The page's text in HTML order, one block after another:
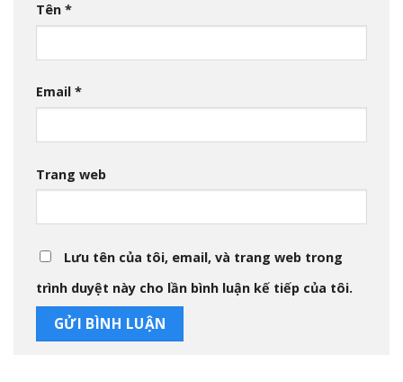
Tên *
Email *
Trang web
Lưu tên của tôi, email, và trang web trong
trình duyệt này cho lần bình luận kế tiếp của tôi.